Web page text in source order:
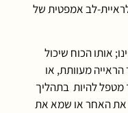
לב אמפטית של
אותו הכוח שיכול
מעוותת, או
מטפל להיות בתהליך
את האחר או שמא את